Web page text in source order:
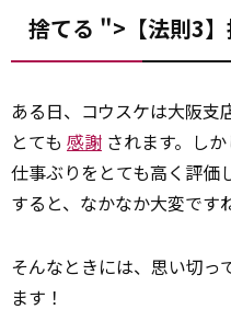
捨てる ">【法則3】
ある日、コウスケは大阪支
とても 感謝 されます。し
仕事ぶりをとても高く評価
すると、なかなか大変です
そんなときには、思い切っ
ます！